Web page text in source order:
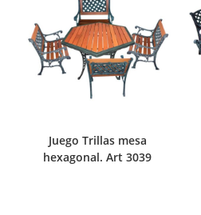
Juego Trillas mesa
hexagonal. Art 3039